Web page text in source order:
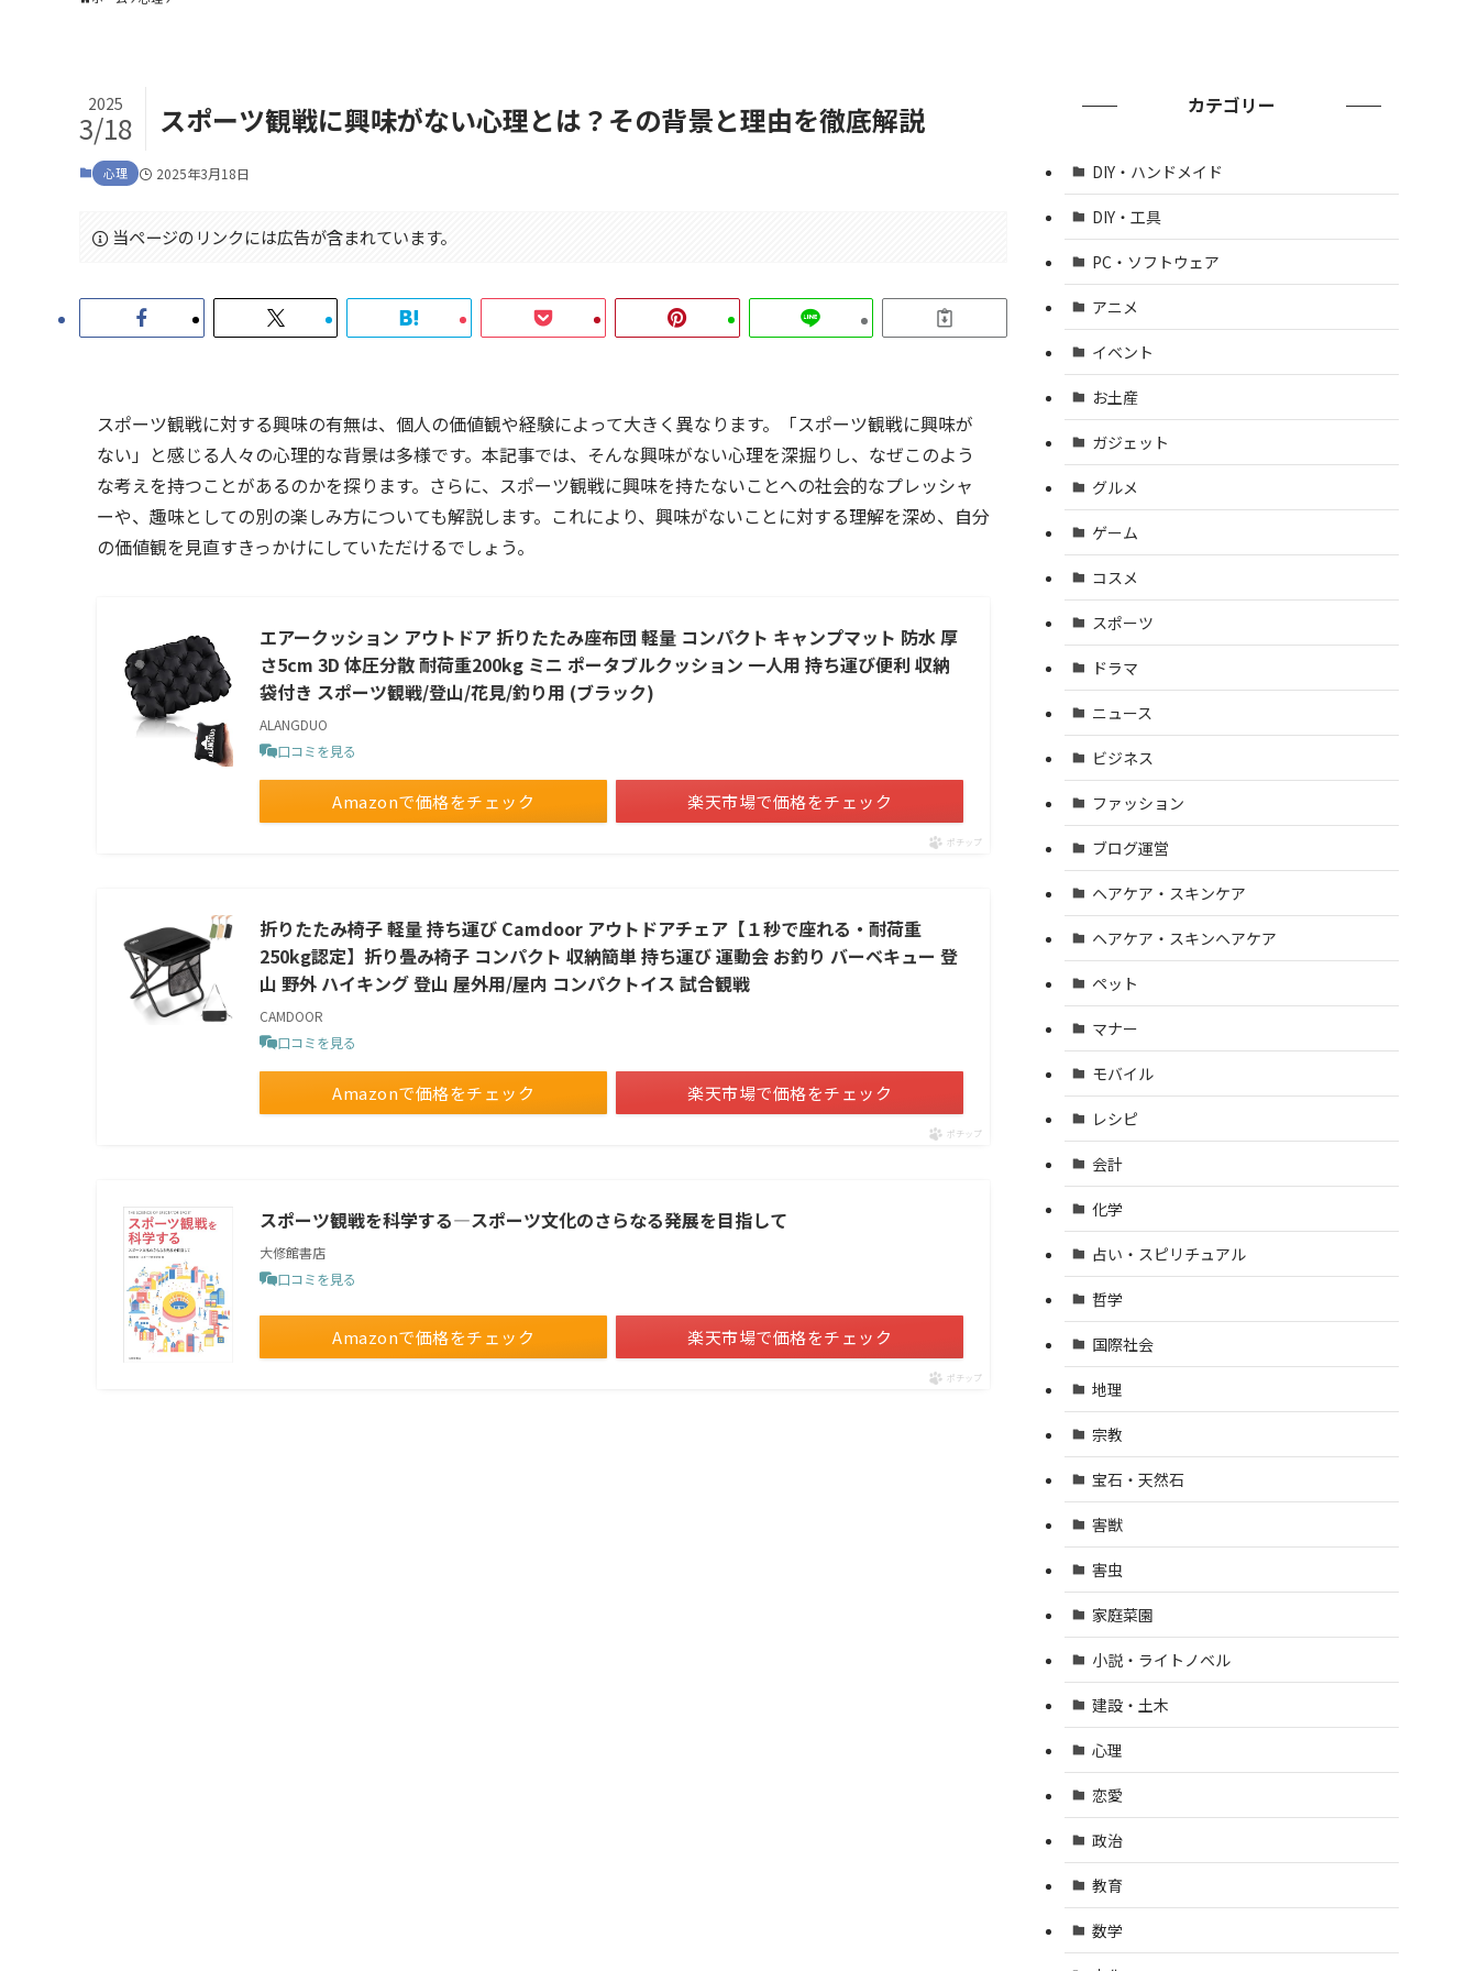
スポーツ観戦に興味がない心理とは？その背景と理由を徹底解説
2025
3/18
心理 2025年3月18日
当ページのリンクには広告が含まれています。
スポーツ観戦に対する興味の有無は、個人の価値観や経験によって大きく異なります。「スポーツ観戦に興味が
ない」と感じる人々の心理的な背景は多様です。本記事では、そんな興味がない心理を深掘りし、なぜこのよう
な考えを持つことがあるのかを探ります。さらに、スポーツ観戦に興味を持たないことへの社会的なプレッシャ
ーや、趣味としての別の楽しみ方についても解説します。これにより、興味がないことに対する理解を深め、自分
の価値観を見直すきっかけにしていただけるでしょう。
エアークッション アウトドア 折りたたみ座布団 軽量 コンパクト キャンプマット 防水 厚
さ5cm 3D 体圧分散 耐荷重200kg ミニ ポータブルクッション 一人用 持ち運び便利 収納
袋付き スポーツ観戦/登山/花見/釣り用 (ブラック)
ALANGDUO
口コミを見る
Amazonで価格をチェック 楽天市場で価格をチェック
ポチップ
折りたたみ椅子 軽量 持ち運び Camdoor アウトドアチェア【１秒で座れる・耐荷重
250kg認定】折り畳み椅子 コンパクト 収納簡単 持ち運び 運動会 お釣り バーベキュー 登
山 野外 ハイキング 登山 屋外用/屋内 コンパクトイス 試合観戦
CAMDOOR
口コミを見る
Amazonで価格をチェック 楽天市場で価格をチェック
ポチップ
スポーツ観戦を科学する―スポーツ文化のさらなる発展を目指して
大修館書店
口コミを見る
Amazonで価格をチェック 楽天市場で価格をチェック
ポチップ
カテゴリー
DIY・ハンドメイド
DIY・工具
PC・ソフトウェア
アニメ
イベント
お土産
ガジェット
グルメ
ゲーム
コスメ
スポーツ
ドラマ
ニュース
ビジネス
ファッション
ブログ運営
ヘアケア・スキンケア
ヘアケア・スキンヘアケア
ペット
マナー
モバイル
レシピ
会計
化学
占い・スピリチュアル
哲学
国際社会
地理
宗教
宝石・天然石
害獣
害虫
家庭菜園
小説・ライトノベル
建設・土木
心理
恋愛
政治
教育
数学